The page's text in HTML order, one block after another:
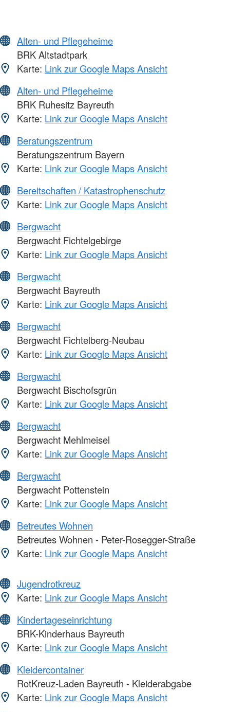
Alten- und Pflegeheime
BRK Altstadtpark
Karte: Link zur Google Maps Ansicht
Alten- und Pflegeheime
BRK Ruhesitz Bayreuth
Karte: Link zur Google Maps Ansicht
Beratungszentrum
Beratungszentrum Bayern
Karte: Link zur Google Maps Ansicht
Bereitschaften / Katastrophenschutz
Karte: Link zur Google Maps Ansicht
Bergwacht
Bergwacht Fichtelgebirge
Karte: Link zur Google Maps Ansicht
Bergwacht
Bergwacht Bayreuth
Karte: Link zur Google Maps Ansicht
Bergwacht
Bergwacht Fichtelberg-Neubau
Karte: Link zur Google Maps Ansicht
Bergwacht
Bergwacht Bischofsgrün
Karte: Link zur Google Maps Ansicht
Bergwacht
Bergwacht Mehlmeisel
Karte: Link zur Google Maps Ansicht
Bergwacht
Bergwacht Pottenstein
Karte: Link zur Google Maps Ansicht
Betreutes Wohnen
Betreutes Wohnen - Peter-Rosegger-Straße
Karte: Link zur Google Maps Ansicht
Jugendrotkreuz
Karte: Link zur Google Maps Ansicht
Kindertageseinrichtung
BRK-Kinderhaus Bayreuth
Karte: Link zur Google Maps Ansicht
Kleidercontainer
RotKreuz-Laden Bayreuth - Kleiderabgabe
Karte: Link zur Google Maps Ansicht